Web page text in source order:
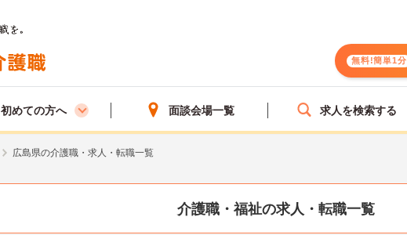
無料!簡単1分
初めての方へ 面談会場一覧 求人を検索する
広島県の介護職・求人・転職一覧
介護職・福祉の求人・転職一覧